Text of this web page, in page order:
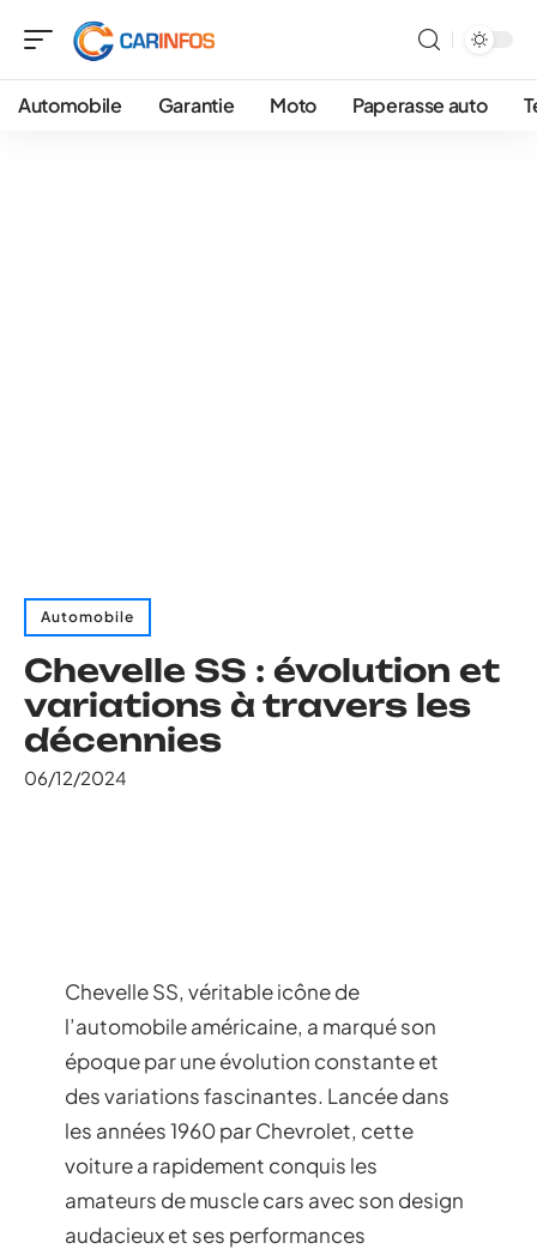
Automobile Garantie Moto Paperasse auto
Automobile
Chevelle SS : évolution et
variations à travers les
décennies
06/12/2024
Chevelle SS, véritable icône de
l’automobile américaine, a marqué son
époque par une évolution constante et
des variations fascinantes. Lancée dans
les années 1960 par Chevrolet, cette
voiture a rapidement conquis les
amateurs de muscle cars avec son design
audacieux et ses performances